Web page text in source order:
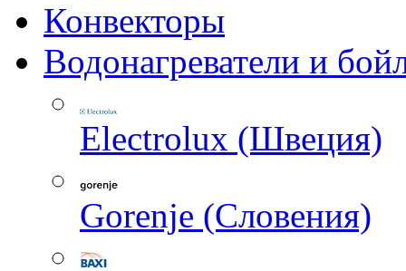
Конвекторы
Водонагреватели и
Electrolux (Швеция)
Gorenje (Словения)